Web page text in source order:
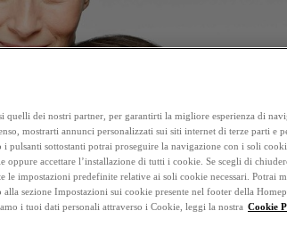
quelli dei nostri partner, per garantirti la migliore esperienza di
mostrarti annunci personalizzati sui siti internet di terze parti e
i pulsanti sottostanti potrai proseguire la navigazione con i soli
oppure accettare l’installazione di tutti i cookie. Se scegli di
le impostazioni predefinite relative ai soli cookie necessari. Potrai
sezione Impostazioni sui cookie presente nel footer della
i tuoi dati personali attraverso i Cookie, leggi la nostra Cookie